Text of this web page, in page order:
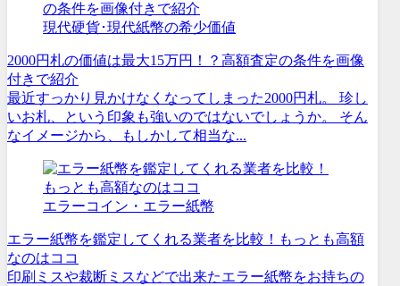
現代硬貨･現代紙幣の希少価値
2000円札の価値は最大15万円！？高額査定の条件を画像
付きで紹介
最近すっかり見かけなくなってしまった2000円札。 珍し
いお札、という印象も強いのではないでしょうか。 そん
なイメージから、もしかして相当な...
エラーコイン・エラー紙幣
エラー紙幣を鑑定してくれる業者を比較！もっとも高額
なのはココ
印刷ミスや裁断ミスなどで出来たエラー紙幣をお持ちの